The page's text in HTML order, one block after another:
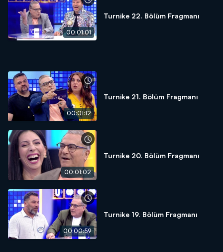
00:01:01
Turnike 22. Bölüm Fragmanı
00:01:12
Turnike 21. Bölüm Fragmanı
00:01:02
Turnike 20. Bölüm Fragmanı
00:00:59
Turnike 19. Bölüm Fragmanı